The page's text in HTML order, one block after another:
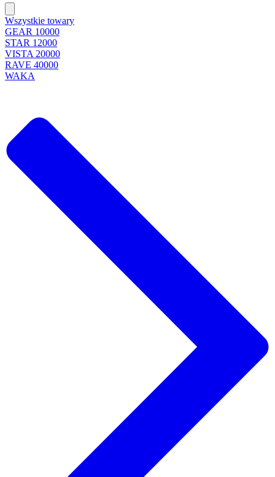
Wszystkie towary
GEAR 10000
STAR 12000
VISTA 20000
RAVE 40000
WAKA